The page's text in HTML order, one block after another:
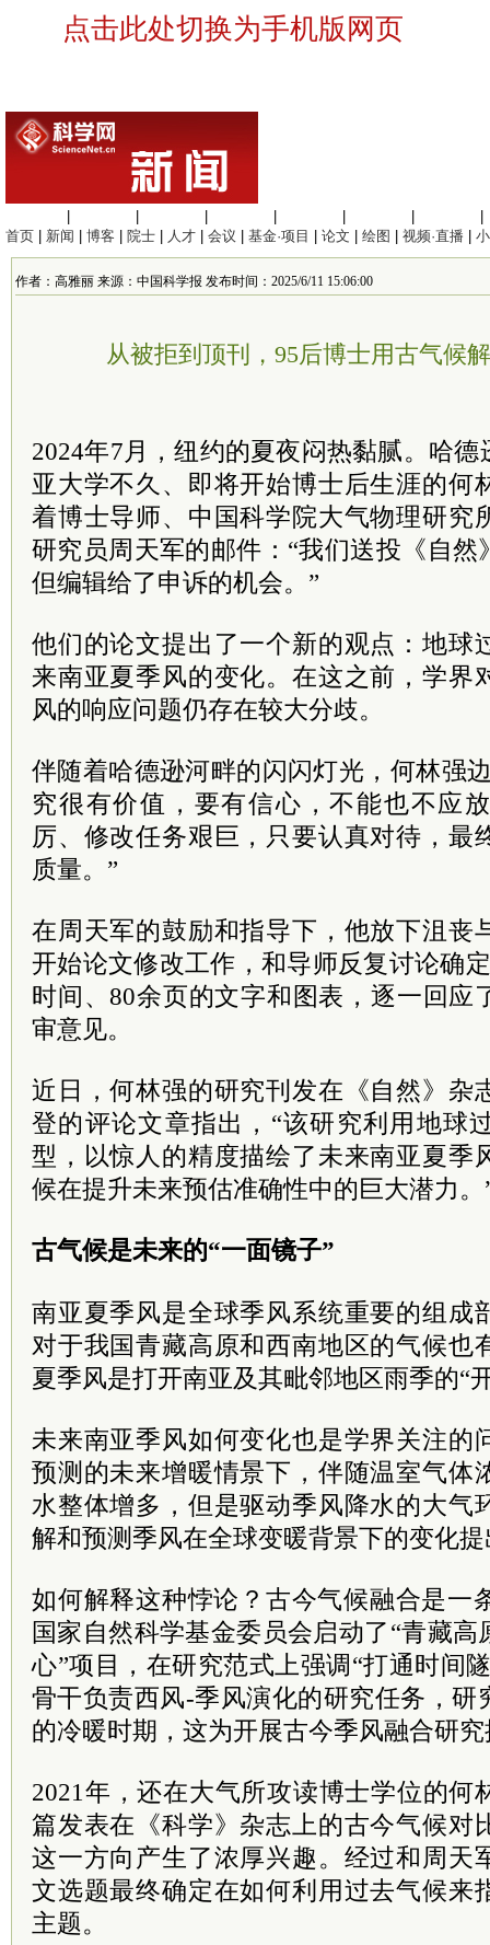
点击此处切换为手机版网页
首页
新闻 博客 院士 人才 会议 基金·项目 论文 绘图 视频·直播
作者：高雅丽 来源：中国科学报 发布时间：2025/6/11 15:06:00
从被拒到顶刊，95后博士用古气候
2024年7月，纽约的夏夜闷热黏腻。哈
亚大学不久、即将开始博士后生涯的何
着博士导师、中国科学院大气物理研究
研究员周天军的邮件：“我们送投《自
但编辑给了申诉的机会。”
他们的论文提出了一个新的观点：地球
来南亚夏季风的变化。在这之前，学界
风的响应问题仍存在较大分歧。
伴随着哈德逊河畔的闪闪灯光，何林强
究很有价值，要有信心，不能也不应
厉、修改任务艰巨，只要认真对待，最
质量。”
在周天军的鼓励和指导下，他放下沮丧
开始论文修改工作，和导师反复讨论确
时间、80余页的文字和图表，逐一回应
审意见。
近日，何林强的研究刊发在《自然》杂
登的评论文章指出，“该研究利用地球
型，以惊人的精度描绘了未来南亚夏季
候在提升未来预估准确性中的巨大潜力。
古气候是未来的“一面镜子”
南亚夏季风是全球季风系统重要的组成
对于我国青藏高原和西南地区的气候也
夏季风是打开南亚及其毗邻地区雨季的“
未来南亚季风如何变化也是学界关注的
预测的未来增暖情景下，伴随温室气体
水整体增多，但是驱动季风降水的大气
解和预测季风在全球变暖背景下的变化
如何解释这种悖论？古今气候融合是一
国家自然科学基金委员会启动了“青藏
心”项目，在研究范式上强调“打通时间
骨干负责西风-季风演化的研究任务，研
的冷暖时期，这为开展古今季风融合研
2021年，还在大气所攻读博士学位的何
篇发表在《科学》杂志上的古今气候对
这一方向产生了浓厚兴趣。经过和周天
文选题最终确定在如何利用过去气候来
主题。